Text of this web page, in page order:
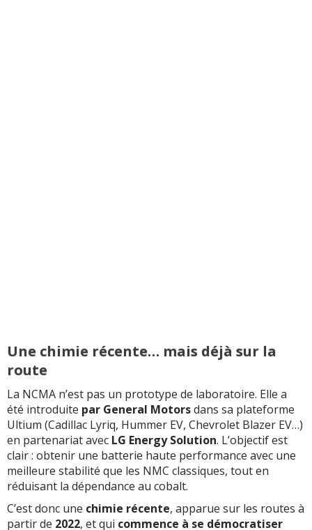
Une chimie récente… mais déjà sur la
route
La NCMA n’est pas un prototype de laboratoire. Elle a
été introduite par General Motorsdans sa plateforme
Ultium (Cadillac Lyriq, Hummer EV, Chevrolet Blazer EV…)
en partenariat avec LG Energy Solution. L’objectif est
clair : obtenir une batterie haute performance avec une
meilleure stabilité que les NMC classiques, tout en
réduisant la dépendance au cobalt.
C’est donc une chimie récente, apparue sur les routes à
partir de 2022, et qui commence à se démocratiser